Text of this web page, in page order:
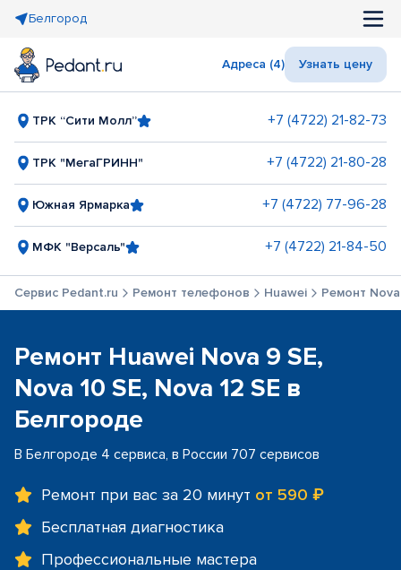
Белгород
Адреса (4) Узнать цену
ТРК “Сити Молл” +7 (4722) 21-82-73
ТРК "МегаГРИНН" +7 (4722) 21-80-28
Южная Ярмарка +7 (4722) 77-96-28
МФК "Версаль" +7 (4722) 21-84-50
Сервис Pedant.ru Ремонт телефонов Huawei Ремонт Nova
Ремонт Huawei Nova 9 SE,
Nova 10 SE, Nova 12 SE в
Белгороде
В Белгороде 4 сервиса, в России 707 сервисов
Ремонт при вас за 20 минут от 590 ₽
Бесплатная диагностика
Профессиональные мастера